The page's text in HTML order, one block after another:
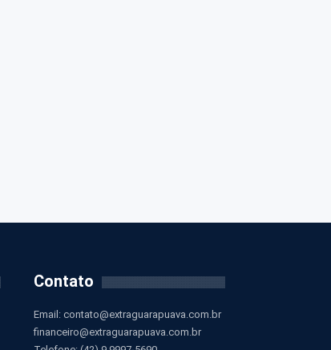
Contato
Email: contato@extraguarapuava.com.br
financeiro@extraguarapuava.com.br